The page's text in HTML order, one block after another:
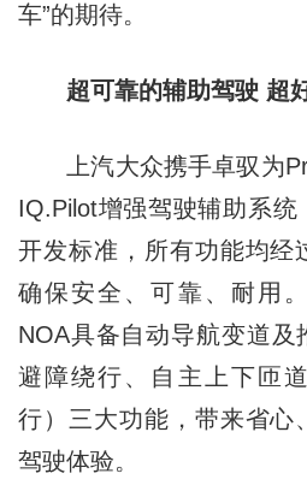
车”的期待。
超可靠的辅助驾驶 超
上汽大众携手卓驭为
IQ.Pilot增强驾驶辅助系
开发标准，所有功能均经
确保安全、可靠、耐用
NOA具备自动导航变道及
避障绕行、自主上下匝
行）三大功能，带来省心
驾驶体验。